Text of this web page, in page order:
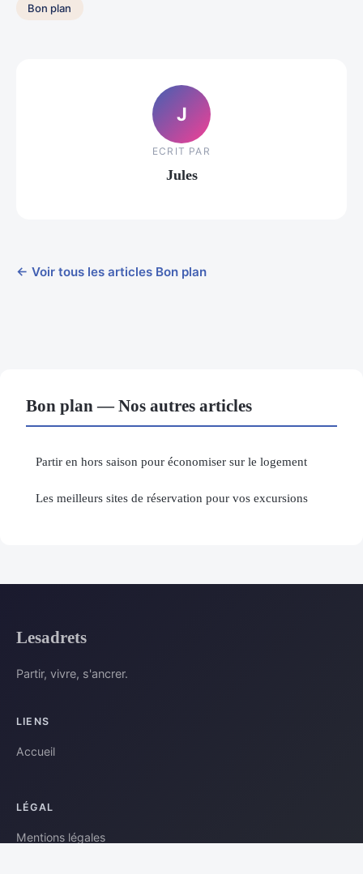
Bon plan
J
ECRIT PAR
Jules
← Voir tous les articles Bon plan
Bon plan — Nos autres articles
Partir en hors saison pour économiser sur le logement
Les meilleurs sites de réservation pour vos excursions
Lesadrets
Partir, vivre, s'ancrer.
LIENS
Accueil
LÉGAL
Mentions légales